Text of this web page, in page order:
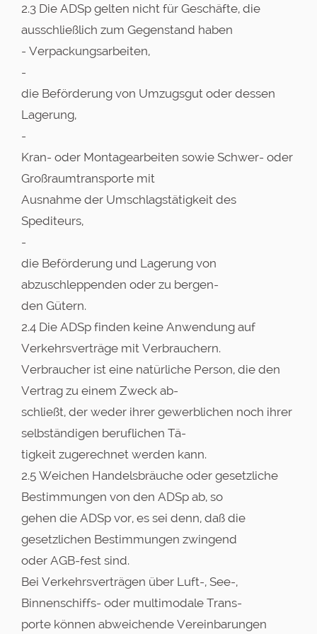
2.3 Die ADSp gelten nicht für Geschäfte, die
ausschließlich zum Gegenstand haben
- Verpackungsarbeiten,
-
die Beförderung von Umzugsgut oder dessen
Lagerung,
-
Kran- oder Montagearbeiten sowie Schwer- oder
Großraumtransporte mit
Ausnahme der Umschlagstätigkeit des
Spediteurs,
-
die Beförderung und Lagerung von
abzuschleppenden oder zu bergen-
den Gütern.
2.4 Die ADSp finden keine Anwendung auf
Verkehrsverträge mit Verbrauchern.
Verbraucher ist eine natürliche Person, die den
Vertrag zu einem Zweck ab-
schließt, der weder ihrer gewerblichen noch ihrer
selbständigen beruflichen Tä-
tigkeit zugerechnet werden kann.
2.5 Weichen Handelsbräuche oder gesetzliche
Bestimmungen von den ADSp ab, so
gehen die ADSp vor, es sei denn, daß die
gesetzlichen Bestimmungen zwingend
oder AGB-fest sind.
Bei Verkehrsverträgen über Luft-, See-,
Binnenschiffs- oder multimodale Trans-
porte können abweichende Vereinbarungen